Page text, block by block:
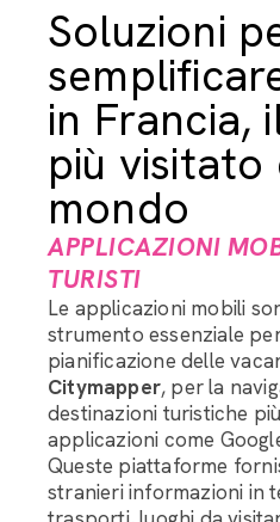
Soluzioni
in Francia,
più visitato
mondo
APPLICAZIONI
TURISTI
Le applicazioni mobili
strumento essenziale
pianificazione delle
Citymapper, per la
destinazioni turistiche
applicazioni come
Queste piattaforme
stranieri informazioni in